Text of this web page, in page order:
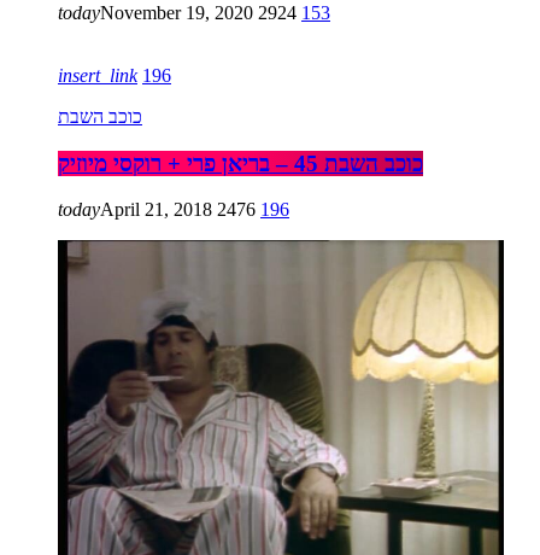
todayNovember 19, 2020 2924 153
insert_link 196
כוכב השבת
כוכב השבת 45 – בריאן פרי + רוקסי מיוזיק
todayApril 21, 2018 2476 196